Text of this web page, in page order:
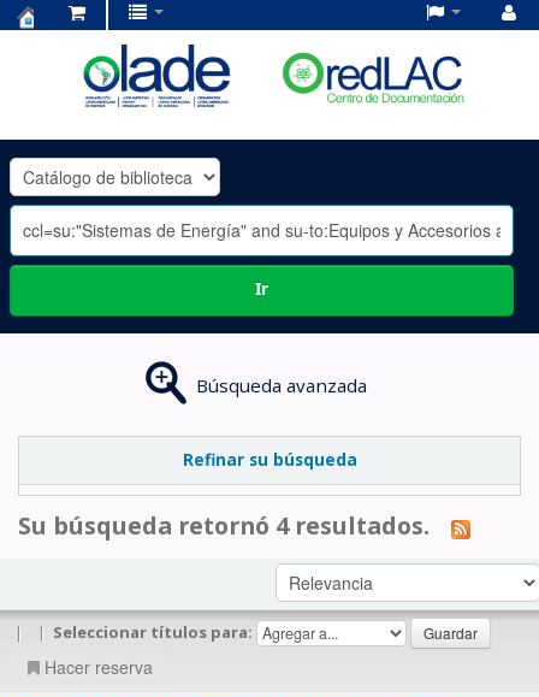
OLADE
-
Ir
Búsqueda avanzada
Refinar su búsqueda
Su búsqueda retornó 4 resultados.
| | Seleccionar títulos para:
Hacer reserva